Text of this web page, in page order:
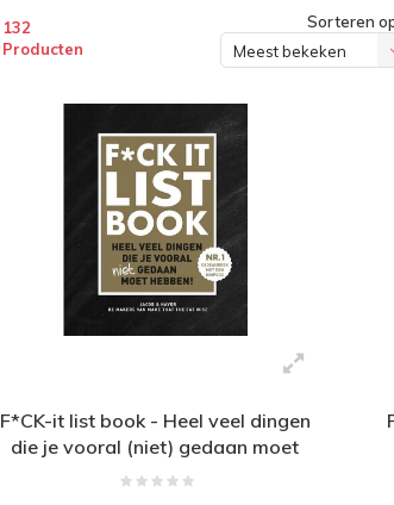
132
Producten
Sorteren
Meest bekeken
F*CK-it list book - Heel veel dingen
die je vooral (niet) gedaan moet
hebben